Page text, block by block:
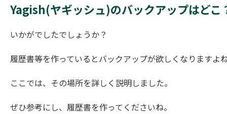
Yagish(ヤギッシュ)のバックアップはどこ
いかがでしたでしょうか？
履歴書等を作っているとバックアップが欲しくなりますよ
ここでは、その場所を詳しく説明しました。
ぜひ参考にし、履歴書を作ってくださいね。